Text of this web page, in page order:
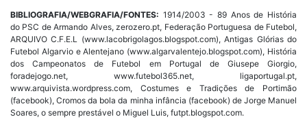
BIBLIOGRAFIA/WEBGRAFIA/FONTES: 1914/2003 - 89 Anos de História
do PSC de Armando Alves, zerozero.pt, Federação Portuguesa de Futebol,
ARQUIVO C.F.E.L (www.lacobrigolagos.blogspot.com), Antigas Glórias do
Futebol Algarvio e Alentejano (www.algarvalentejo.blogspot.com), História
dos Campeonatos de Futebol em Portugal de Giusepe Giorgio,
foradejogo.net, www.futebol365.net, ligaportugal.pt,
www.arquivista.wordpress.com, Costumes e Tradições de Portimão
(facebook), Cromos da bola da minha infância (facebook) de Jorge Manuel
Soares, o sempre prestável o Miguel Luis, futpt.blogspot.com.